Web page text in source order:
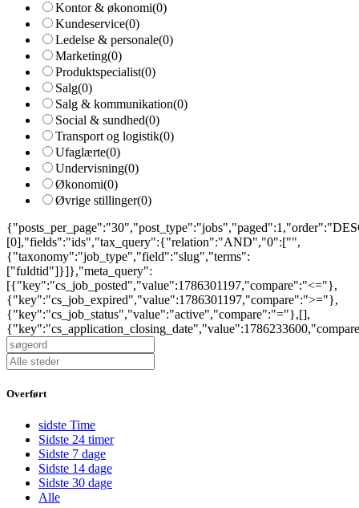
Kontor & økonomi(0)
Kundeservice(0)
Ledelse & personale(0)
Marketing(0)
Produktspecialist(0)
Salg(0)
Salg & kommunikation(0)
Social & sundhed(0)
Transport og logistik(0)
Ufaglærte(0)
Undervisning(0)
Økonomi(0)
Øvrige stillinger(0)
[0],"fields":"ids","tax_query":{"relation":"AND","0":["",
{"taxonomy":"job_type","field":"slug","terms":
["fuldtid"]}]},"meta_query":
[{"key":"cs_job_posted","value":1786301197,"compare":"<="},
{"key":"cs_job_expired","value":1786301197,"compare":">="},
{"key":"cs_job_status","value":"active","compare":"="},[],
Overført
sidste Time
Sidste 24 timer
Sidste 7 dage
Sidste 14 dage
Sidste 30 dage
Alle